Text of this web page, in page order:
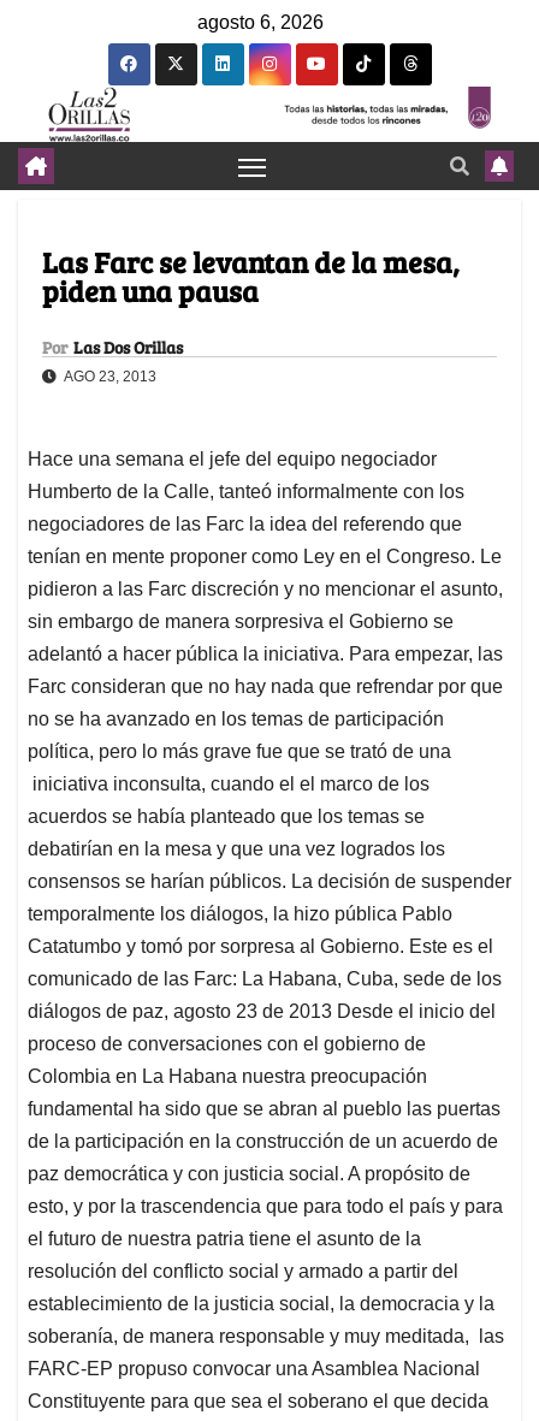
agosto 6, 2026
Las Farc se levantan de la mesa,
piden una pausa
Por Las Dos Orillas
AGO 23, 2013
Hace una semana el jefe del equipo negociador
Humberto de la Calle, tanteó informalmente con los
negociadores de las Farc la idea del referendo que
tenían en mente proponer como Ley en el Congreso. Le
pidieron a las Farc discreción y no mencionar el asunto,
sin embargo de manera sorpresiva el Gobierno se
adelantó a hacer pública la iniciativa. Para empezar, las
Farc consideran que no hay nada que refrendar por que
no se ha avanzado en los temas de participación
política, pero lo más grave fue que se trató de una
iniciativa inconsulta, cuando el el marco de los
acuerdos se había planteado que los temas se
debatirían en la mesa y que una vez logrados los
consensos se harían públicos. La decisión de suspender
temporalmente los diálogos, la hizo pública Pablo
Catatumbo y tomó por sorpresa al Gobierno. Este es el
comunicado de las Farc: La Habana, Cuba, sede de los
diálogos de paz, agosto 23 de 2013 Desde el inicio del
proceso de conversaciones con el gobierno de
Colombia en La Habana nuestra preocupación
fundamental ha sido que se abran al pueblo las puertas
de la participación en la construcción de un acuerdo de
paz democrática y con justicia social. A propósito de
esto, y por la trascendencia que para todo el país y para
el futuro de nuestra patria tiene el asunto de la
resolución del conflicto social y armado a partir del
establecimiento de la justicia social, la democracia y la
soberanía, de manera responsable y muy meditada, las
FARC-EP propuso convocar una Asamblea Nacional
Constituyente para que sea el soberano el que decida